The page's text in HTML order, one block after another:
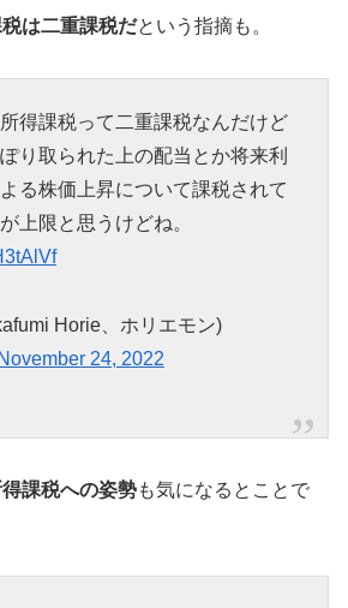
は二重課税だという指摘も。
得課税って二重課税なんだけど
り取られた上の配当とか将来利
る株価上昇について課税されて
上限と思うけどね。
Horie、ホリエモン)
November 24, 2022
課税への姿勢も気になるとことで